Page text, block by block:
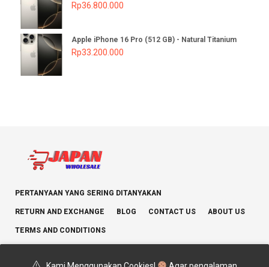
Rp36.800.000
Apple iPhone 16 Pro (512 GB) - Natural Titanium
Rp33.200.000
PERTANYAAN YANG SERING DITANYAKAN
RETURN AND EXCHANGE BLOG CONTACT US ABOUT US
TERMS AND CONDITIONS